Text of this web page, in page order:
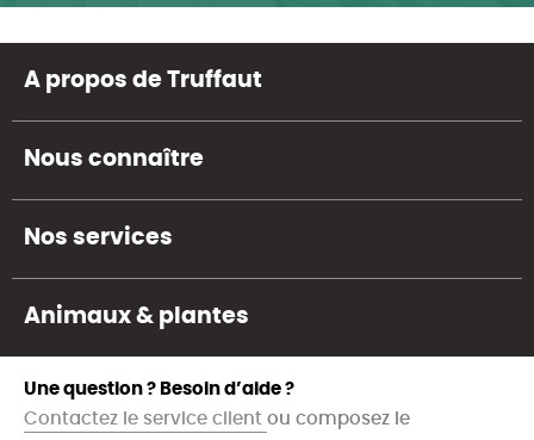
A propos de Truffaut
Nous connaître
Nos services
Animaux & plantes
Une question ? Besoin d’aide ?
Contactez le service client ou composez le